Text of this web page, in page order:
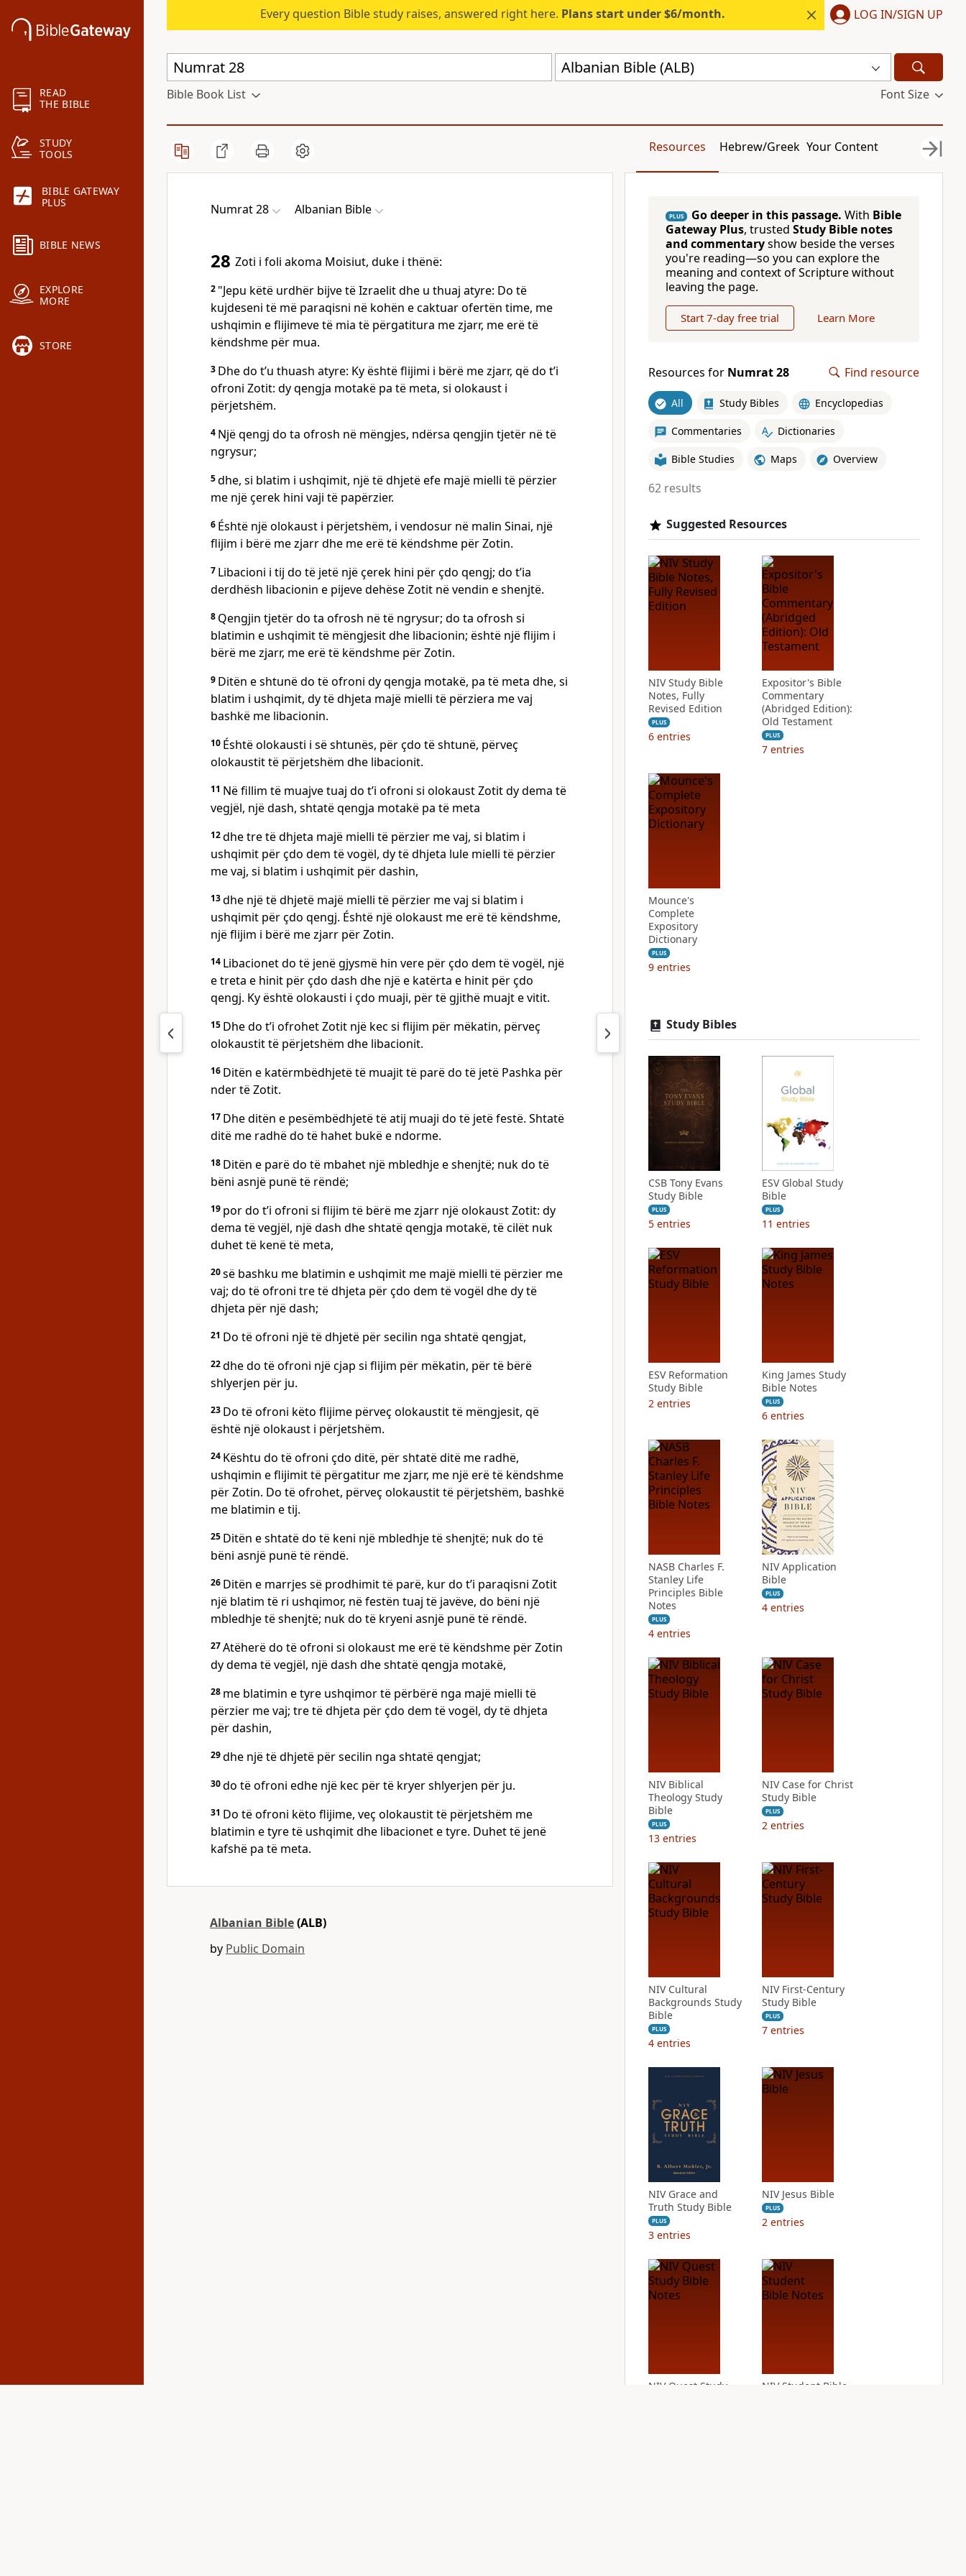
READ
THE BIBLE
STUDY
TOOLS
BIBLE GATEWAY
PLUS
BIBLE NEWS
EXPLORE
MORE
STORE
Every question Bible study raises, answered right here. Plans start under $6/month. LOG IN/SIGN UP
Albanian Bible (ALB)
Bible Book List Font Size
Resources Hebrew/Greek Your Content
Numrat 28 Albanian Bible
28 Zoti i foli akoma Moisiut, duke i thënë:
2 "Jepu këtë urdhër bijve të Izraelit dhe u thuaj atyre: Do të
kujdeseni të më paraqisni në kohën e caktuar ofertën time, me
ushqimin e flijimeve të mia të përgatitura me zjarr, me erë të
këndshme për mua.
3 Dhe do t’u thuash atyre: Ky është flijimi i bërë me zjarr, që do t’i
ofroni Zotit: dy qengja motakë pa të meta, si olokaust i
përjetshëm.
4 Një qengj do ta ofrosh në mëngjes, ndërsa qengjin tjetër në të
ngrysur;
5dhe, si blatim i ushqimit, një të dhjetë efe majë mielli të përzier
me një çerek hini vaji të papërzier.
6 Éshtë një olokaust i përjetshëm, i vendosur në malin Sinai, një
flijim i bërë me zjarr dhe me erë të këndshme për Zotin.
7 Libacioni i tij do të jetë një çerek hini për çdo qengj; do t’ia
derdhësh libacionin e pijeve dehëse Zotit në vendin e shenjtë.
8 Qengjin tjetër do ta ofrosh në të ngrysur; do ta ofrosh si
blatimin e ushqimit të mëngjesit dhe libacionin; është një flijim i
bërë me zjarr, me erë të këndshme për Zotin.
9 Ditën e shtunë do të ofroni dy qengja motakë, pa të meta dhe, si
blatim i ushqimit, dy të dhjeta majë mielli të përziera me vaj
bashkë me libacionin.
10 Éshtë olokausti i së shtunës, për çdo të shtunë, përveç
olokaustit të përjetshëm dhe libacionit.
11 Në fillim të muajve tuaj do t’i ofroni si olokaust Zotit dy dema të
vegjël, një dash, shtatë qengja motakë pa të meta
12dhe tre të dhjeta majë mielli të përzier me vaj, si blatim i
ushqimit për çdo dem të vogël, dy të dhjeta lule mielli të përzier
me vaj, si blatim i ushqimit për dashin,
13dhe një të dhjetë majë mielli të përzier me vaj si blatim i
ushqimit për çdo qengj. Éshtë një olokaust me erë të këndshme,
një flijim i bërë me zjarr për Zotin.
14 Libacionet do të jenë gjysmë hin vere për çdo dem të vogël, një
e treta e hinit për çdo dash dhe një e katërta e hinit për çdo
qengj. Ky është olokausti i çdo muaji, për të gjithë muajt e vitit.
15 Dhe do t’i ofrohet Zotit një kec si flijim për mëkatin, përveç
olokaustit të përjetshëm dhe libacionit.
16 Ditën e katërmbëdhjetë të muajit të parë do të jetë Pashka për
nder të Zotit.
17 Dhe ditën e pesëmbëdhjetë të atij muaji do të jetë festë. Shtatë
ditë me radhë do të hahet bukë e ndorme.
18 Ditën e parë do të mbahet një mbledhje e shenjtë; nuk do të
bëni asnjë punë të rëndë;
19 por do t’i ofroni si flijim të bërë me zjarr një olokaust Zotit: dy
dema të vegjël, një dash dhe shtatë qengja motakë, të cilët nuk
duhet të kenë të meta,
20së bashku me blatimin e ushqimit me majë mielli të përzier me
vaj; do të ofroni tre të dhjeta për çdo dem të vogël dhe dy të
dhjeta për një dash;
21 Do të ofroni një të dhjetë për secilin nga shtatë qengjat,
22dhe do të ofroni një cjap si flijim për mëkatin, për të bërë
shlyerjen për ju.
23 Do të ofroni këto flijime përveç olokaustit të mëngjesit, që
është një olokaust i përjetshëm.
24 Kështu do të ofroni çdo ditë, për shtatë ditë me radhë,
ushqimin e flijimit të përgatitur me zjarr, me një erë të këndshme
për Zotin. Do të ofrohet, përveç olokaustit të përjetshëm, bashkë
me blatimin e tij.
25 Ditën e shtatë do të keni një mbledhje të shenjtë; nuk do të
bëni asnjë punë të rëndë.
26 Ditën e marrjes së prodhimit të parë, kur do t’i paraqisni Zotit
një blatim të ri ushqimor, në festën tuaj të javëve, do bëni një
mbledhje të shenjtë; nuk do të kryeni asnjë punë të rëndë.
27Atëherë do të ofroni si olokaust me erë të këndshme për Zotin
dy dema të vegjël, një dash dhe shtatë qengja motakë,
28 me blatimin e tyre ushqimor të përbërë nga majë mielli të
përzier me vaj; tre të dhjeta për çdo dem të vogël, dy të dhjeta
për dashin,
29dhe një të dhjetë për secilin nga shtatë qengjat;
30do të ofroni edhe një kec për të kryer shlyerjen për ju.
31 Do të ofroni këto flijime, veç olokaustit të përjetshëm me
blatimin e tyre të ushqimit dhe libacionet e tyre. Duhet të jenë
kafshë pa të meta.
Albanian Bible(ALB)
by Public Domain
PLUS Go deeper in this passage. With Bible
Gateway Plus, trusted Study Bible notes
and commentaryshow beside the verses
you're reading—so you can explore the
meaning and context of Scripture without
leaving the page.
Start 7-day free trial Learn More
Resources for Numrat 28 Find resource
All Study Bibles Encyclopedias
Commentaries Dictionaries
Bible Studies Maps Overview
62 results
Suggested Resources
NIV Study Bible
Notes, Fully
Revised Edition
PLUS
6 entries
Expositor's Bible
Commentary
(Abridged Edition):
Old Testament
PLUS
7 entries
Mounce's
Complete
Expository
Dictionary
PLUS
9 entries
Study Bibles
CSB Tony Evans
Study Bible
PLUS
5 entries
ESV Global Study
Bible
PLUS
11 entries
ESV Reformation
Study Bible
2 entries
King James Study
Bible Notes
PLUS
6 entries
NASB Charles F.
Stanley Life
Principles Bible
Notes
PLUS
4 entries
NIV Application
Bible
PLUS
4 entries
NIV Biblical
Theology Study
Bible
PLUS
13 entries
NIV Case for Christ
Study Bible
PLUS
2 entries
NIV Cultural
Backgrounds Study
Bible
PLUS
4 entries
NIV First-Century
Study Bible
PLUS
7 entries
NIV Grace and
Truth Study Bible
PLUS
3 entries
NIV Jesus Bible
PLUS
2 entries
NIV Quest Study
NIV Student Bible